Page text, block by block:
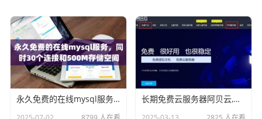
永久免费的在线mysql服务，同时30个连接和500M存储空间 长期免费云服务器阿贝云,免费免备案云服务器